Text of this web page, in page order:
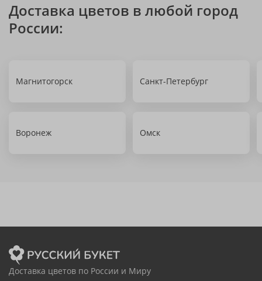
Доставка цветов в любой город
России:
Магнитогорск Санкт-Петербург
Воронеж Омск
Доставка цветов по России и Миру